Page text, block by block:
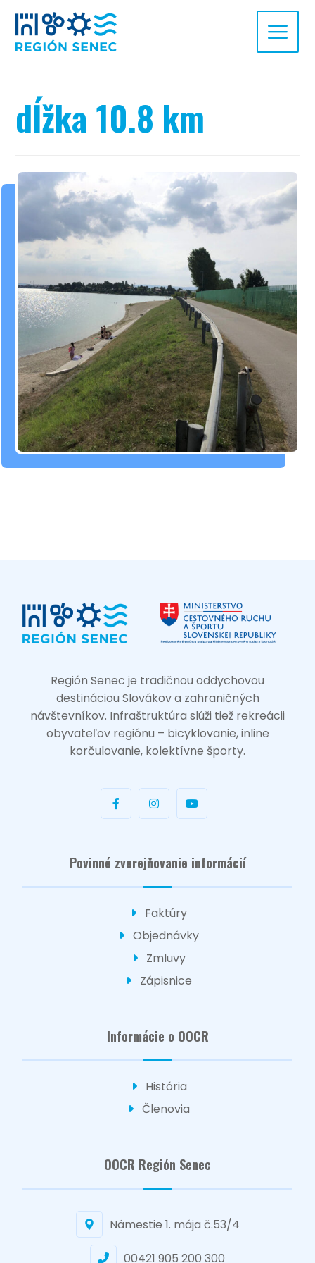
dĺžka 10.8 km
Región Senec je tradičnou oddychovou
destináciou Slovákov a zahraničných
návštevníkov. Infraštruktúra slúži tiež rekreácii
obyvateľov regiónu – bicyklovanie, inline
korčulovanie, kolektívne športy.
Povinné zverejňovanie informácií
Faktúry
Objednávky
Zmluvy
Zápisnice
Informácie o OOCR
História
Členovia
OOCR Región Senec
Námestie 1. mája č.53/4
00421 905 200 300